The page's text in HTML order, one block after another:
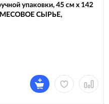
упаковки, 45 см х 142
СМЕСОВОЕ СЫРЬЕ,